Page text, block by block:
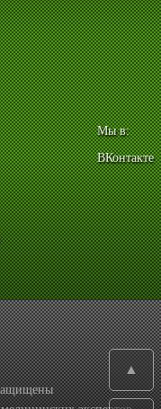
Мы в:
ВКонтакте
▲